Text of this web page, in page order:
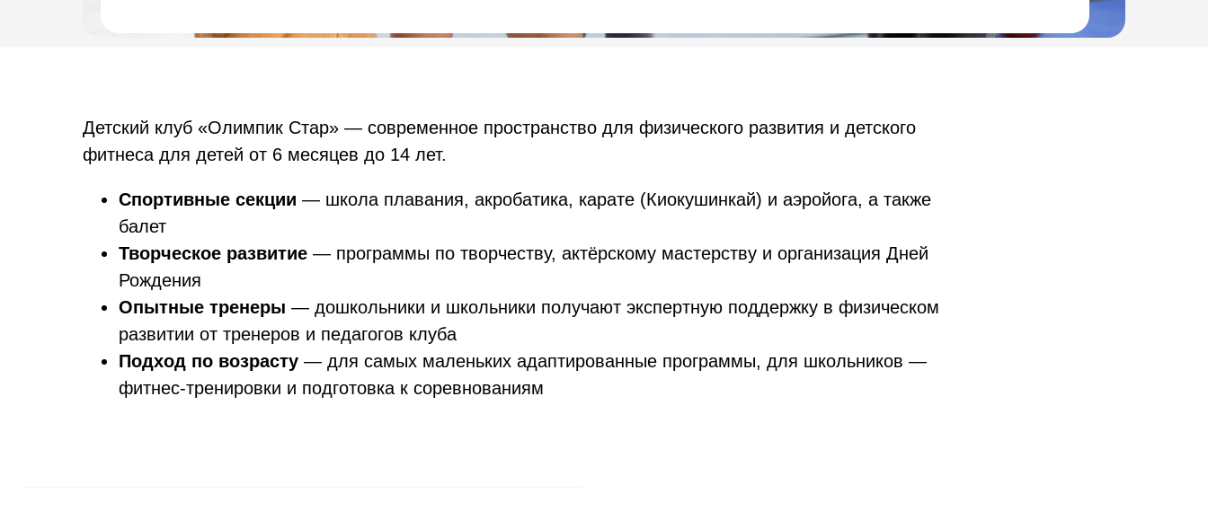
Детский клуб «Олимпик Стар» — современное пространство для физического развития и детского
фитнеса для детей от 6 месяцев до 14 лет.
Спортивные секции — школа плавания, акробатика, карате (Киокушинкай) и аэройога, а также
балет
Творческое развитие — программы по творчеству, актёрскому мастерству и организация Дней
Рождения
Опытные тренеры — дошкольники и школьники получают экспертную поддержку в физическом
развитии от тренеров и педагогов клуба
Подход по возрасту — для самых маленьких адаптированные программы, для школьников —
фитнес-тренировки и подготовка к соревнованиям